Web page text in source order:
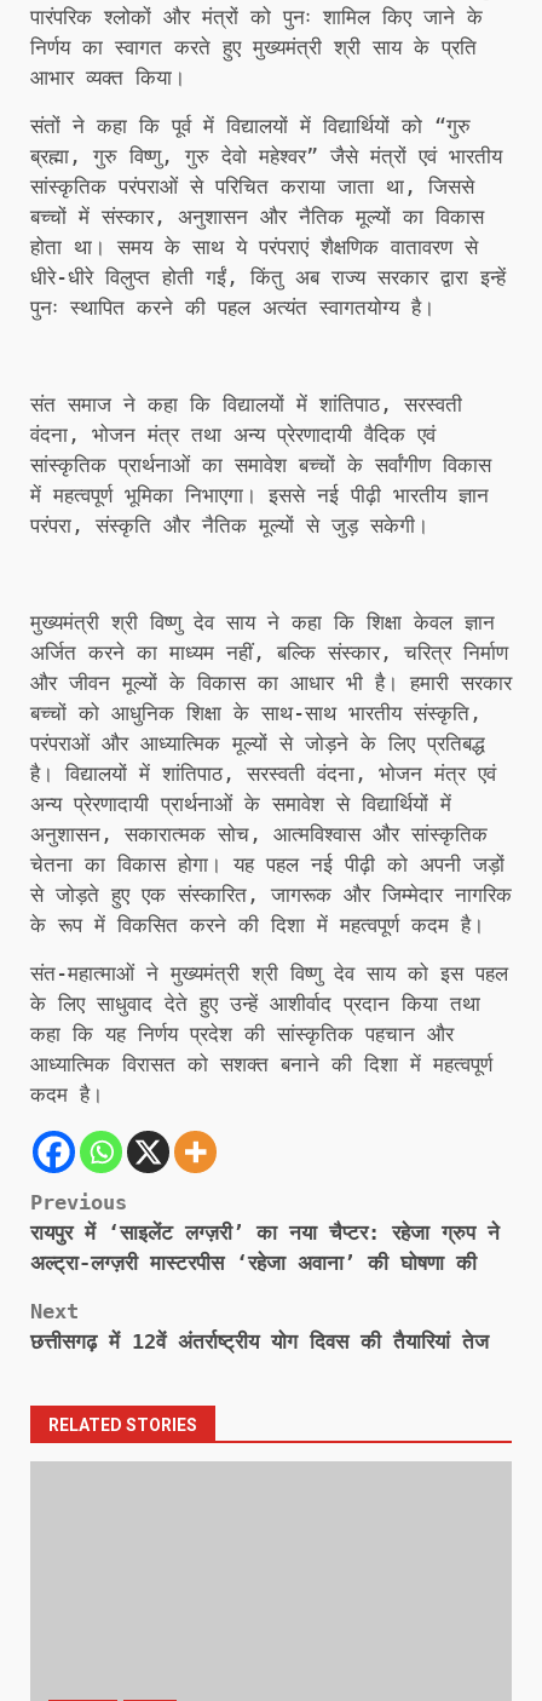
पारंपरिक श्लोकों और मंत्रों को पुनः शामिल किए जाने के
निर्णय का स्वागत करते हुए मुख्यमंत्री श्री साय के प्रति
आभार व्यक्त किया।
संतों ने कहा कि पूर्व में विद्यालयों में विद्यार्थियों को “गुरु
ब्रह्मा, गुरु विष्णु, गुरु देवो महेश्वर” जैसे मंत्रों एवं भारतीय
सांस्कृतिक परंपराओं से परिचित कराया जाता था, जिससे
बच्चों में संस्कार, अनुशासन और नैतिक मूल्यों का विकास
होता था। समय के साथ ये परंपराएं शैक्षणिक वातावरण से
धीरे-धीरे विलुप्त होती गईं, किंतु अब राज्य सरकार द्वारा इन्हें
पुनः स्थापित करने की पहल अत्यंत स्वागतयोग्य है।
संत समाज ने कहा कि विद्यालयों में शांतिपाठ, सरस्वती
वंदना, भोजन मंत्र तथा अन्य प्रेरणादायी वैदिक एवं
सांस्कृतिक प्रार्थनाओं का समावेश बच्चों के सर्वांगीण विकास
में महत्वपूर्ण भूमिका निभाएगा। इससे नई पीढ़ी भारतीय ज्ञान
परंपरा, संस्कृति और नैतिक मूल्यों से जुड़ सकेगी।
मुख्यमंत्री श्री विष्णु देव साय ने कहा कि शिक्षा केवल ज्ञान
अर्जित करने का माध्यम नहीं, बल्कि संस्कार, चरित्र निर्माण
और जीवन मूल्यों के विकास का आधार भी है। हमारी सरकार
बच्चों को आधुनिक शिक्षा के साथ-साथ भारतीय संस्कृति,
परंपराओं और आध्यात्मिक मूल्यों से जोड़ने के लिए प्रतिबद्ध
है। विद्यालयों में शांतिपाठ, सरस्वती वंदना, भोजन मंत्र एवं
अन्य प्रेरणादायी प्रार्थनाओं के समावेश से विद्यार्थियों में
अनुशासन, सकारात्मक सोच, आत्मविश्वास और सांस्कृतिक
चेतना का विकास होगा। यह पहल नई पीढ़ी को अपनी जड़ों
से जोड़ते हुए एक संस्कारित, जागरूक और जिम्मेदार नागरिक
के रूप में विकसित करने की दिशा में महत्वपूर्ण कदम है।
संत-महात्माओं ने मुख्यमंत्री श्री विष्णु देव साय को इस पहल
के लिए साधुवाद देते हुए उन्हें आशीर्वाद प्रदान किया तथा
कहा कि यह निर्णय प्रदेश की सांस्कृतिक पहचान और
आध्यात्मिक विरासत को सशक्त बनाने की दिशा में महत्वपूर्ण
कदम है।
Post
navigation
Previous
रायपुर में ‘साइलेंट लग्ज़री’ का नया चैप्टर: रहेजा ग्रुप ने
अल्ट्रा-लग्ज़री मास्टरपीस ‘रहेजा अवाना’ की घोषणा की
Next
छत्तीसगढ़ में 12वें अंतर्राष्ट्रीय योग दिवस की तैयारियां तेज
RELATED STORIES